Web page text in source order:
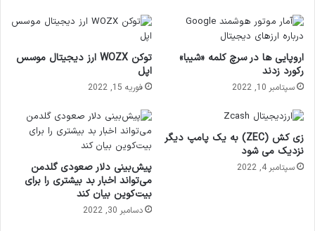
اروپایی ها در سرچ کلمه «شیبا»
رکورد زدند
سپتامبر 10, 2022
توکن WOZX ارز دیجیتال موسس
اپل
فوریه 15, 2022
زی کش (ZEC) به یک پامپ دیگر
نزدیک می شود
سپتامبر 4, 2022
پیش‌بینی دلار صعودی گلدمن
می‌تواند اخبار بد بیشتری را برای
بیت‌کوین بیان کند
دسامبر 30, 2022